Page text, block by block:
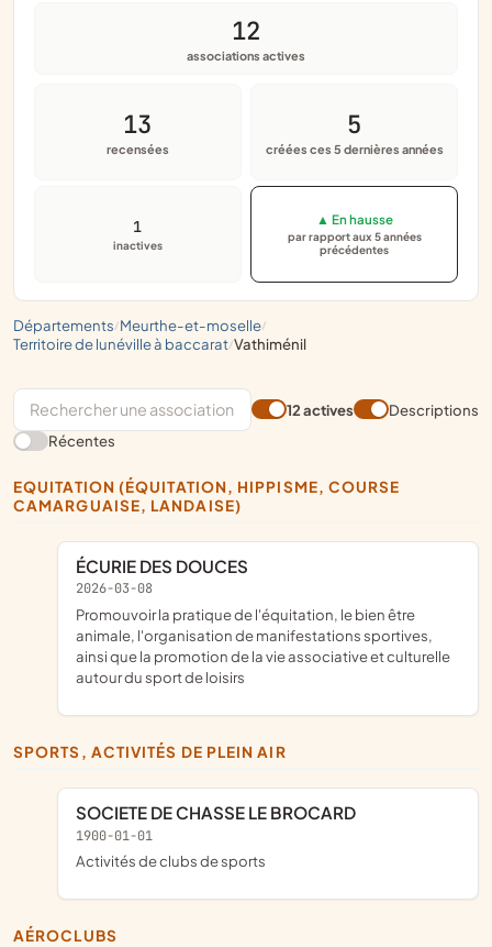
départements/ meurthe-et-moselle/
territoire de lunéville à baccarat/ vathiménil
12
associations actives
13
recensées
5
créées ces 5 dernières années
1
inactives
▲ En hausse
par rapport aux 5 années
précédentes
12 actives
Descriptions
Récentes
EQUITATION (ÉQUITATION, HIPPISME, COURSE
CAMARGUAISE, LANDAISE)
ÉCURIE DES DOUCES
2026-03-08
promouvoir la pratique de l'équitation, le bien être
animale, l'organisation de manifestations sportives,
ainsi que la promotion de la vie associative et culturelle
autour du sport de loisirs
SPORTS, ACTIVITÉS DE PLEIN AIR
SOCIETE DE CHASSE LE BROCARD
1900-01-01
Activités de clubs de sports
AÉROCLUBS